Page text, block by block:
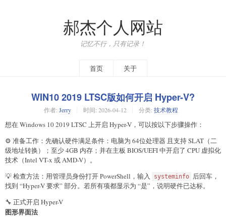
郝杰个人网站
记忆不行，只有记录！
首页 关于
WIN10 2019 LTSC版如何开启 Hyper-V?
作者: Jerry 时间: 2026-04-12 分类: 技术教程
想在 Windows 10 2019 LTSC 上开启 Hyper-V，可以按以下步骤操作：
⚙️ 准备工作：先确认硬件满足条件：电脑为 64位处理器 且支持 SLAT（二
级地址转换）；至少 4GB 内存；并在主板 BIOS/UEFI 中开启了 CPU 虚拟化
技术（Intel VT-x 或 AMD-V）。
💡 检查方法：用管理员身份打开 PowerShell，输入
systeminfo 后回车，
找到 “Hyper-V 要求” 部分。若所有项都显示为 “是”，说明硬件已达标。
🔧 正式开启 Hyper-V
图形界面法